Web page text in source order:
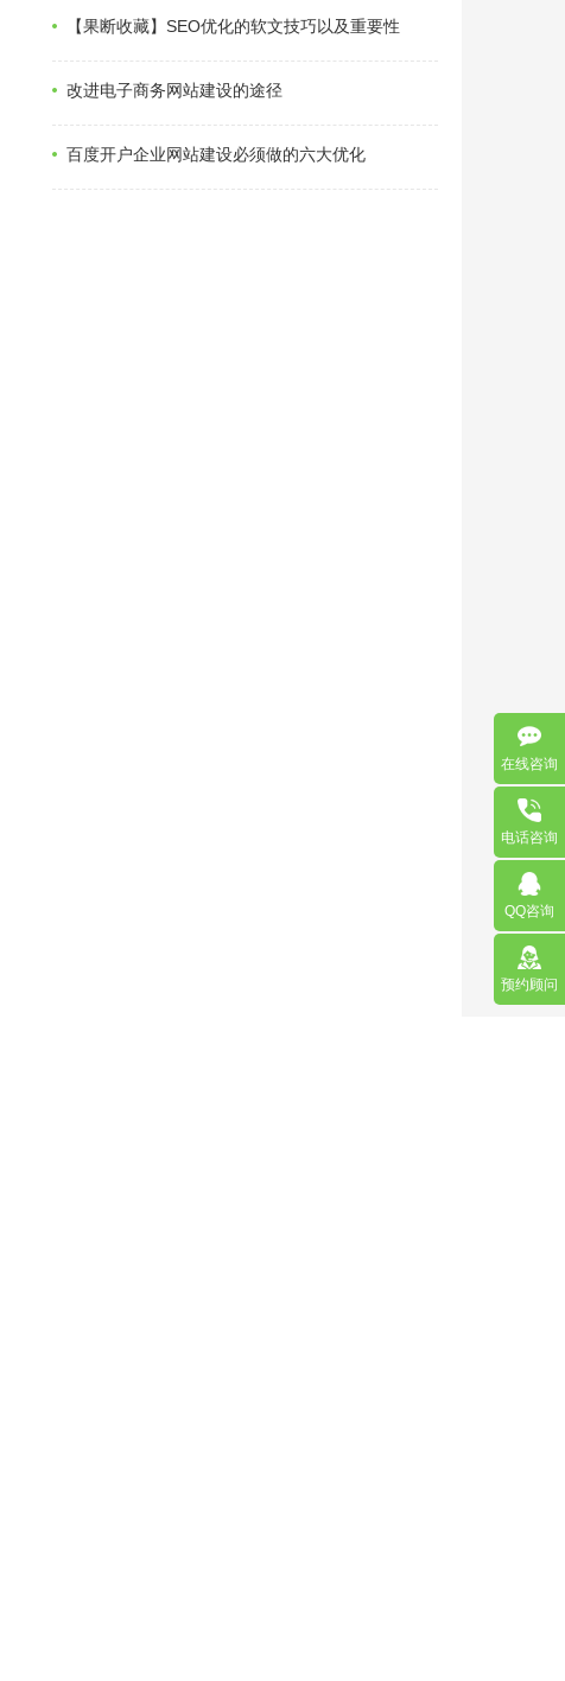
【果断收藏】SEO优化的软文技巧以及重要性
改进电子商务网站建设的途径
百度开户企业网站建设必须做的六大优化
在线咨询
电话咨询
QQ咨询
预约顾问